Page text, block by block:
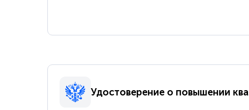
Удостоверение о повышении